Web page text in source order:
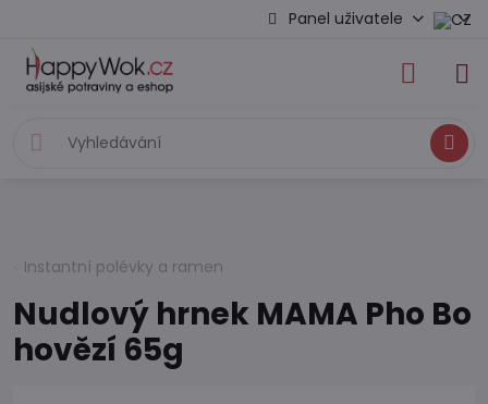
Panel uživatele
Hledat
Instantní polévky a ramen
Nudlový hrnek MAMA Pho Bo
hovězí 65g